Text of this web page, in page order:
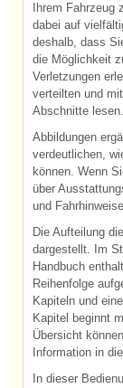
Ihrem
dabei auf
deshalb, dass
die Möglichkeit
Verletzungen
verteilten und
Abschnitte lesen.
Abbildungen
verdeutlichen,
können. Wenn
über
und
Die Aufteilung
dargestellt. Im
Handbuch
Reihenfolge
Kapiteln und
Kapitel beginnt
Übersicht
Information in
In dieser